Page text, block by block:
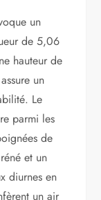
un
de 5,06
hauteur de
un
Le
parmi les
de
et un
diurnes en
un air